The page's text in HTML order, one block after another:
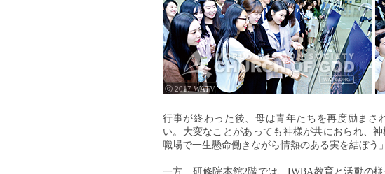
ⓒ 2017 WATV
行事が終わった後、母は青年たちを再度励まさ
い。大変なことがあっても神様が共におられ、
職場で一生懸命働きながら情熱のある実を結ぼう
一方、研修院本館2階では、IWBA教育と活動の